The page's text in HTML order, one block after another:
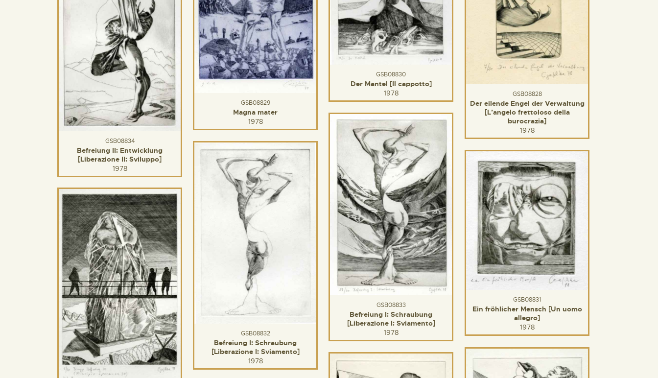
GSB08830
Der Mantel [Il cappotto]
1978
GSB08829
Magna mater
1978
GSB08828
Der eilende Engel der Verwaltung
[L’angelo frettoloso della
burocrazia]
1978
GSB08834
Befreiung II: Entwicklung
[Liberazione II: Sviluppo]
1978
GSB08833
Befreiung I: Schraubung
[Liberazione I: Sviamento]
1978
GSB08832
Befreiung I: Schraubung
[Liberazione I: Sviamento]
1978
GSB08831
Ein fröhlicher Mensch [Un uomo
allegro]
1978